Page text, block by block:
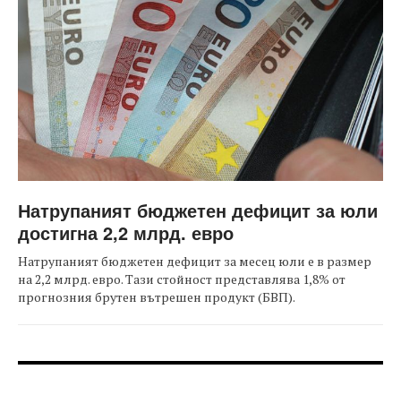
Натрупаният бюджетен дефицит за юли
достигна 2,2 млрд. евро
Натрупаният бюджетен дефицит за месец юли е в размер
на 2,2 млрд. евро. Тази стойност представлява 1,8% от
прогнозния брутен вътрешен продукт (БВП).